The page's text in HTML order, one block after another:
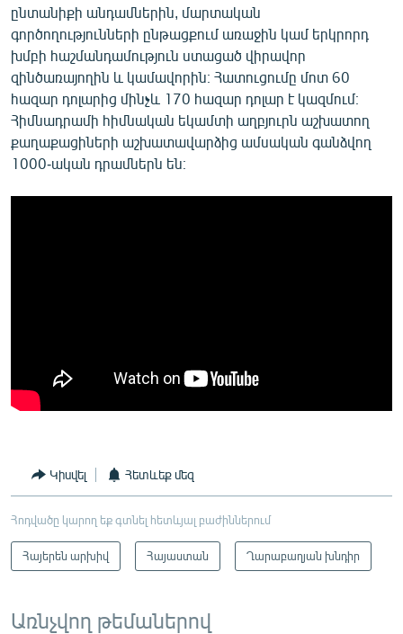
ընտանիքի անդամներին, մարտական
գործողությունների ընթացքում առաջին կամ երկրորդ
խմբի հաշմանդամություն ստացած վիրավոր
զինծառայողին և կամավորին։ Հատուցումը մոտ 60
հազար դոլարից մինչև 170 հազար դոլար է կազմում։
Հիմնադրամի հիմնական եկամտի աղբյուրն աշխատող
քաղաքացիների աշխատավարձից ամսական գանձվող
1000-ական դրամներն են։
Կիսվել Հետևեք մեզ
Հոդվածը կարող եք գտնել հետևյալ բաժիններում
Հայերեն արխիվ Հայաստան Ղարաբաղյան խնդիր
Առնչվող թեմաներով